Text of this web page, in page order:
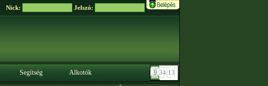
Nick: Jelszó:
Segítség Alkotók